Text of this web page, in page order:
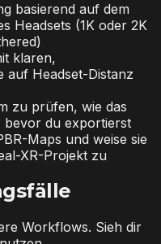
basierend auf dem
Headsets (1K oder 2K
klaren,
auf Headset-Distanz
zu prüfen, wie das
bevor du exportierst
Maps und weise sie
XR-Projekt zu
Workflows. Sieh dir